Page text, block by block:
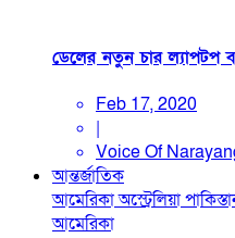
ডেলের নতুন চার ল্যাপটপ
Feb 17, 2020
|
Voice Of
আন্তর্জাতিক
আমেরিকাঅস্ট্রেলিয়া
আমেরিকা